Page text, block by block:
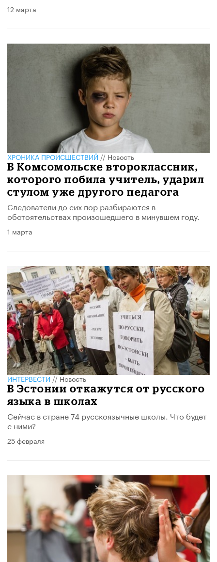
12 марта
ХРОНИКА ПРОИСШЕСТВИЙ//Новость
В Комсомольске второклассник,
которого побила учитель, ударил
стулом уже другого педагога
Следователи до сих пор разбираются в
обстоятельствах произошедшего в минувшем году.
1 марта
ИНТЕРВЕСТИ//Новость
В Эстонии откажутся от русского
языка в школах
Сейчас в стране 74 русскоязычные школы. Что будет
с ними?
25 февраля